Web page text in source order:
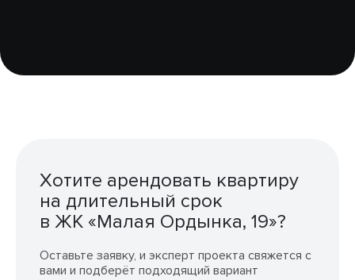
Хотите арендовать квартиру
на длительный срок
в ЖК «Малая Ордынка, 19»?
Оставьте заявку, и эксперт проекта свяжется с
вами и подберёт подходящий вариант